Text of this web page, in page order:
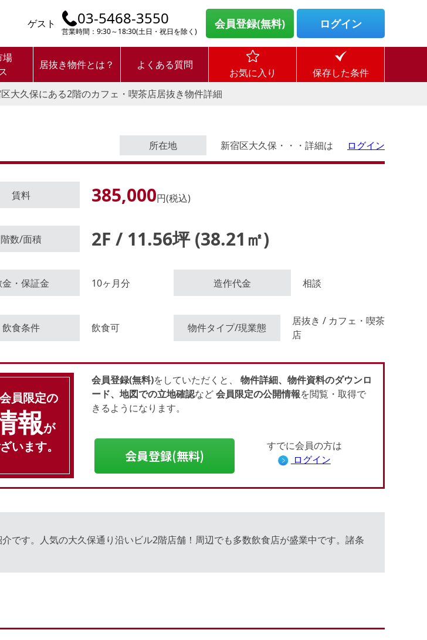
ゲスト 03-5468-3550
営業時間：9:30～18:30(土日・祝日を除く)
会員登録(無料) ログイン
場
居抜き物件とは？ よくある質問
お気に入り
保存した条件
大久保にある2階のカフェ・喫茶店居抜き物件詳細
所在地 新宿区大久保・・・詳細は ログイン
ログイン後に
の全てがご覧いただけます。
賃料 385,000円(税込)
階数/面積 2F / 11.56坪 (38.21㎡)
金・保証金 10ヶ月分 造作代金 相談
飲食条件 飲食可 物件タイプ/現業態
居抜き / カフェ・喫茶
店
員限定の
報が
います。
会員登録(無料)をしていただくと、物件詳細、物件資料のダウンロ
ード、地図での立地確認など会員限定の公開情報を閲覧・取得で
きるようになります。
会員登録(無料)
すでに会員の方は
ログイン
です。人気の大久保通り沿いビル2階店舗！周辺でも多数飲食店が盛業中です。諸条